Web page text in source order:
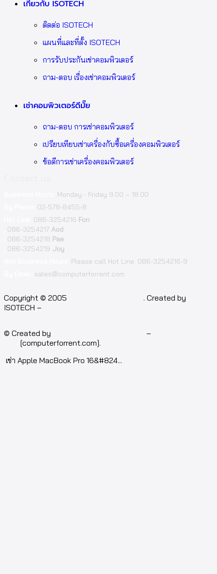
เกี่ยวกับ ISOTECH
ติดต่อ ISOTECH
แผนที่และที่ตั้ง ISOTECH
การรับประกันเช่าคอมพิวเตอร์
ถาม-ตอบ เรื่องเช่าคอมพิวเตอร์
เช่าคอมพิวเตอร์ดีมั๊ย
ถาม-ตอบ การเช่าคอมพิวเตอร์
เปรียบเทียบเช่าเครื่องกับซื้อเครื่องคอมพิวเตอร์
ข้อดีการเช่าเครื่องคอมพิวเตอร์
Monday - Friday 9.00 – 18.00
02-578-8455-8
086-3254216 Fon
086-3254217 Aod
086-3254218 Pae
086-3254219 Joy
Please call Hot Line: 086-3254216-9
sales@computerforrent.com
Copyright © 2005
. Created by
ISOTECH –
© Created by –
[computerforrent.com].
เช่า Apple MacBook Pro 16&#824...